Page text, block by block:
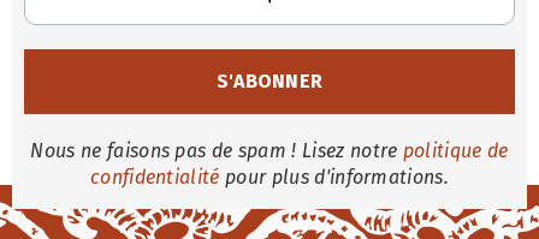
Nous ne faisons pas de spam ! Lisez notre politique de
confidentialité pour plus d'informations.